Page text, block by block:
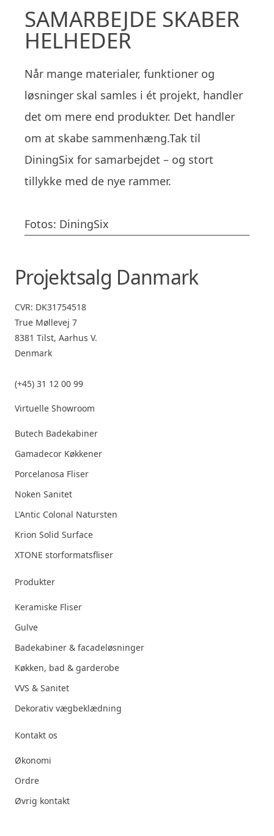
SAMARBEJDE SKABER
HELHEDER
Når mange materialer, funktioner og
løsninger skal samles i ét projekt, handler
det om mere end produkter. Det handler
om at skabe sammenhæng.Tak til
DiningSix for samarbejdet – og stort
tillykke med de nye rammer.
Fotos: DiningSix
Projektsalg Danmark
CVR: DK31754518
True Møllevej 7
8381 Tilst, Aarhus V.
Denmark
(+45) 31 12 00 99
Virtuelle Showroom
Butech Badekabiner
Gamadecor Køkkener
Porcelanosa Fliser
Noken Sanitet
L'Antic Colonal Natursten
Krion Solid Surface
XTONE storformatsfliser
Produkter
Keramiske Fliser
Gulve
Badekabiner & facadeløsninger
Køkken, bad & garderobe
VVS & Sanitet
Dekorativ vægbeklædning
Kontakt os
Økonomi
Ordre
Øvrig kontakt